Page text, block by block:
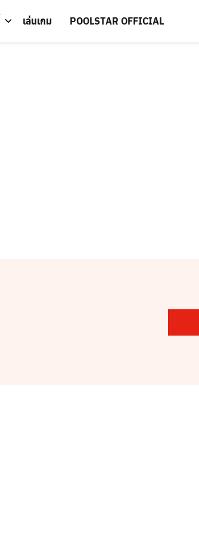
เล่นเกม POOLSTAR OFFICIAL